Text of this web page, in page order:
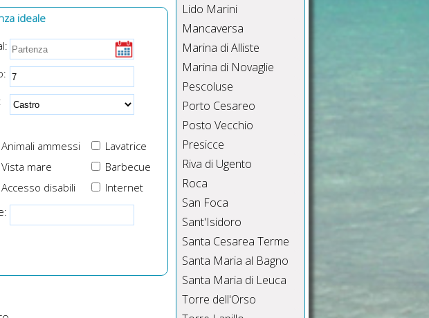
Lavatrice, Animali
ammessi, Barbecue,
Spazi esterni, Zanzariere,
soffitto, asse e ferro da
stiro, asciugacapelli,
ideale
Animali ammessi
Lavatrice
Vista mare
Barbecue
Internet
Accesso disabili
Lido Marini
Mancaversa
Marina di Alliste
Marina di Novaglie
Pescoluse
Porto Cesareo
Posto Vecchio
Presicce
Riva di Ugento
Roca
San Foca
Sant'Isidoro
Santa Cesarea Terme
Santa Maria al Bagno
Santa Maria di Leuca
Torre dell'Orso